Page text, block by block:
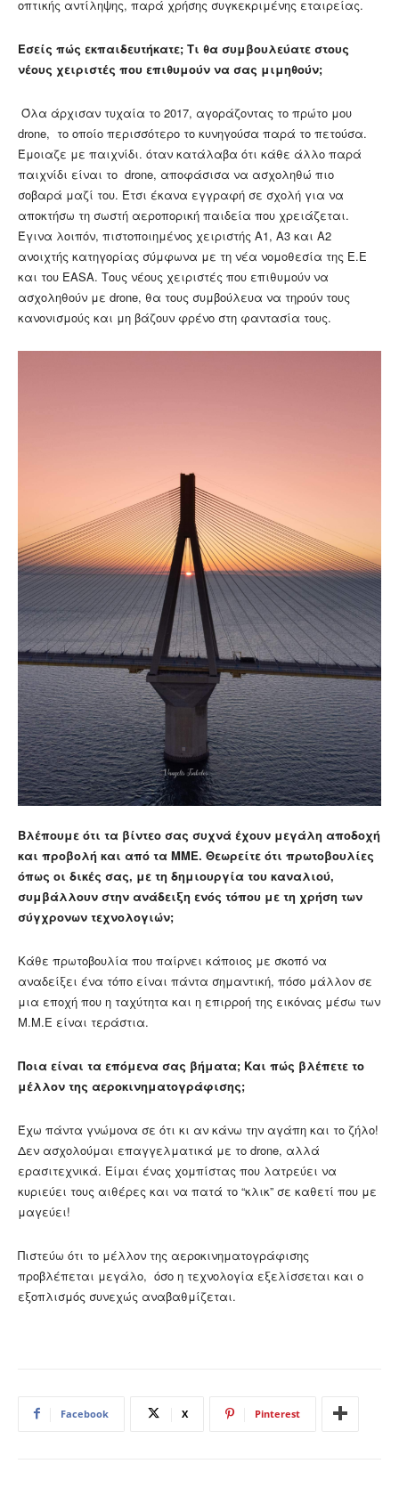
οπτικής αντίληψης, παρά χρήσης συγκεκριμένης εταιρείας.
Εσείς πώς εκπαιδευτήκατε; Τι θα συμβουλεύατε στους
νέους χειριστές που επιθυμούν να σας μιμηθούν;
Όλα άρχισαν τυχαία το 2017, αγοράζοντας το πρώτο μου
drone, το οποίο περισσότερο το κυνηγούσα παρά το πετούσα.
Έμοιαζε με παιχνίδι. όταν κατάλαβα ότι κάθε άλλο παρά
παιχνίδι είναι το drone, αποφάσισα να ασχοληθώ πιο
σοβαρά μαζί του. Έτσι έκανα εγγραφή σε σχολή για να
αποκτήσω τη σωστή αεροπορική παιδεία που χρειάζεται.
Έγινα λοιπόν, πιστοποιημένος χειριστής Α1, Α3 και Α2
ανοιχτής κατηγορίας σύμφωνα με τη νέα νομοθεσία της Ε.Ε
και του EASA. Τους νέους χειριστές που επιθυμούν να
ασχοληθούν με drone, θα τους συμβούλευα να τηρούν τους
κανονισμούς και μη βάζουν φρένο στη φαντασία τους.
Βλέπουμε ότι τα βίντεο σας συχνά έχουν μεγάλη αποδοχή
και προβολή και από τα ΜΜΕ. Θεωρείτε ότι πρωτοβουλίες
όπως οι δικές σας, με τη δημιουργία του καναλιού,
συμβάλλουν στην ανάδειξη ενός τόπου με τη χρήση των
σύγχρονων τεχνολογιών;
Κάθε πρωτοβουλία που παίρνει κάποιος με σκοπό να
αναδείξει ένα τόπο είναι πάντα σημαντική, πόσο μάλλον σε
μια εποχή που η ταχύτητα και η επιρροή της εικόνας μέσω των
Μ.Μ.Ε είναι τεράστια.
Ποια είναι τα επόμενα σας βήματα; Και πώς βλέπετε το
μέλλον της αεροκινηματογράφισης;
Έχω πάντα γνώμονα σε ότι κι αν κάνω την αγάπη και το ζήλο!
Δεν ασχολούμαι επαγγελματικά με το drone, αλλά
ερασιτεχνικά. Είμαι ένας χομπίστας που λατρεύει να
κυριεύει τους αιθέρες και να πατά το “κλικ” σε καθετί που με
μαγεύει!
Πιστεύω ότι το μέλλον της αεροκινηματογράφισης
προβλέπεται μεγάλο, όσο η τεχνολογία εξελίσσεται και ο
εξοπλισμός συνεχώς αναβαθμίζεται.
Facebook X Pinterest